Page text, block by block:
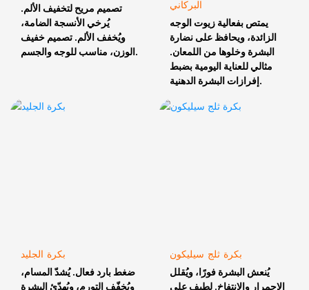
تصميم مريح لتخفيف الألم.
يُرخي الأنسجة الضامة،
ويُخفف الألم. تصميم خفيف
الوزن، مناسب للوجه والجسم.
البركاني
يمتص بفعالية زيوت الوجه
الزائدة، ويحافظ على نضارة
البشرة وخلوها من اللمعان.
مثالي للعناية اليومية بضبط
إفرازات البشرة الدهنية.
بكرة الجليد
ضغط بارد فعال. يُشدّ المسام،
ويُخفّف التورم، ويُهدّئ البشرة
بكرة ثلج سيليكون
يُنعش البشرة فورًا، ويُقلل
الاحمرار والانتفاخ. لطيف على